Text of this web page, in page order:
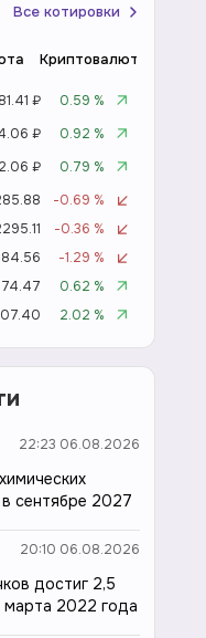
Все котировки
Криптовалюта
81.41 ₽
0.59 %
₽
0.92 %
₽
0.79 %
-0.69 %
-0.36 %
-1.29 %
0.62 %
2.02 %
22:23 06.08.2026
сентябре 2027
20:10 06.08.2026
достиг 2,5
марта 2022 года